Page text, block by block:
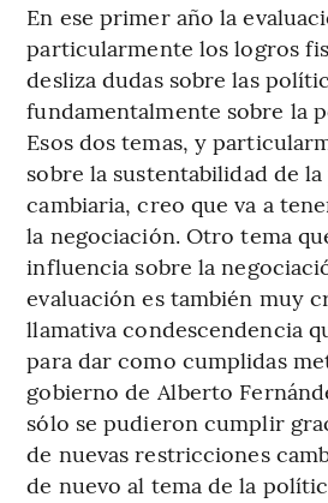
En ese primer año la
particularmente los logros
desliza dudas sobre las
fundamentalmente sobre la
Esos dos temas, y
sobre la sustentabilidad de
cambiaria, creo que va a
la negociación. Otro tema
influencia sobre la
evaluación es también muy
llamativa condescendencia
para dar como cumplidas
gobierno de Alberto
sólo se pudieron cumplir
de nuevas restricciones
de nuevo al tema de la